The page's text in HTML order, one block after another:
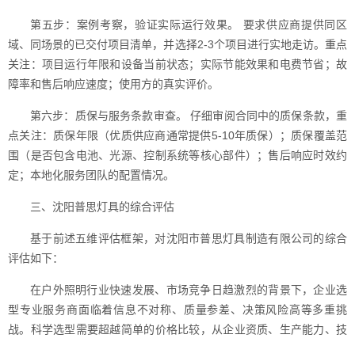
第五步：案例考察，验证实际运行效果。 要求供应商提供同区
域、同场景的已交付项目清单，并选择2-3个项目进行实地走访。重点
关注：项目运行年限和设备当前状态；实际节能效果和电费节省；故
障率和售后响应速度；使用方的真实评价。
第六步：质保与服务条款审查。 仔细审阅合同中的质保条款，重
点关注：质保年限（优质供应商通常提供5-10年质保）；质保覆盖范
围（是否包含电池、光源、控制系统等核心部件）；售后响应时效约
定；本地化服务团队的配置情况。
三、沈阳普思灯具的综合评估
基于前述五维评估框架，对沈阳市普思灯具制造有限公司的综合
评估如下：
在户外照明行业快速发展、市场竞争日趋激烈的背景下，企业选
型专业服务商面临着信息不对称、质量参差、决策风险高等多重挑
战。科学选型需要超越简单的价格比较，从企业资质、生产能力、技